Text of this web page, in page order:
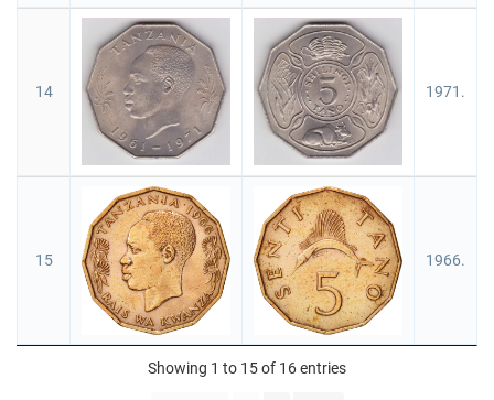
14 1971.
15 1966.
Showing 1 to 15 of 16 entries